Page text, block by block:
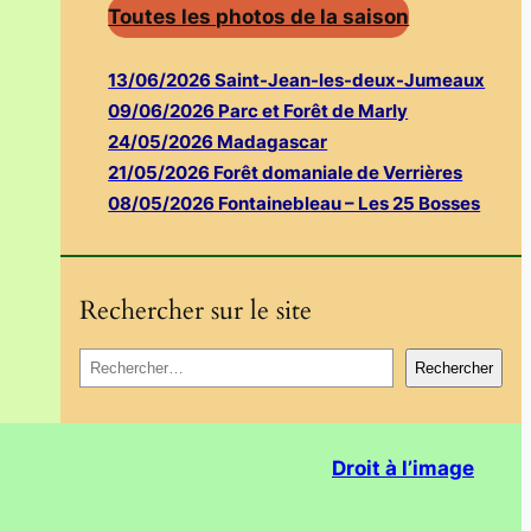
Toutes les photos de la saison
13/06/2026 Saint-Jean-les-deux-Jumeaux
09/06/2026 Parc et Forêt de Marly
24/05/2026 Madagascar
21/05/2026 Forêt domaniale de Verrières
08/05/2026 Fontainebleau – Les 25 Bosses
Rechercher sur le site
R
e
c
Rechercher
Droit à l’image